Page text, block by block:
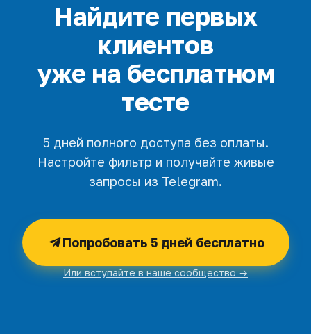
Найдите первых
клиентов
уже на бесплатном
тесте
5 дней полного доступа без оплаты.
Настройте фильтр и получайте живые
запросы из Telegram.
Попробовать 5 дней бесплатно
Или вступайте в наше сообщество →